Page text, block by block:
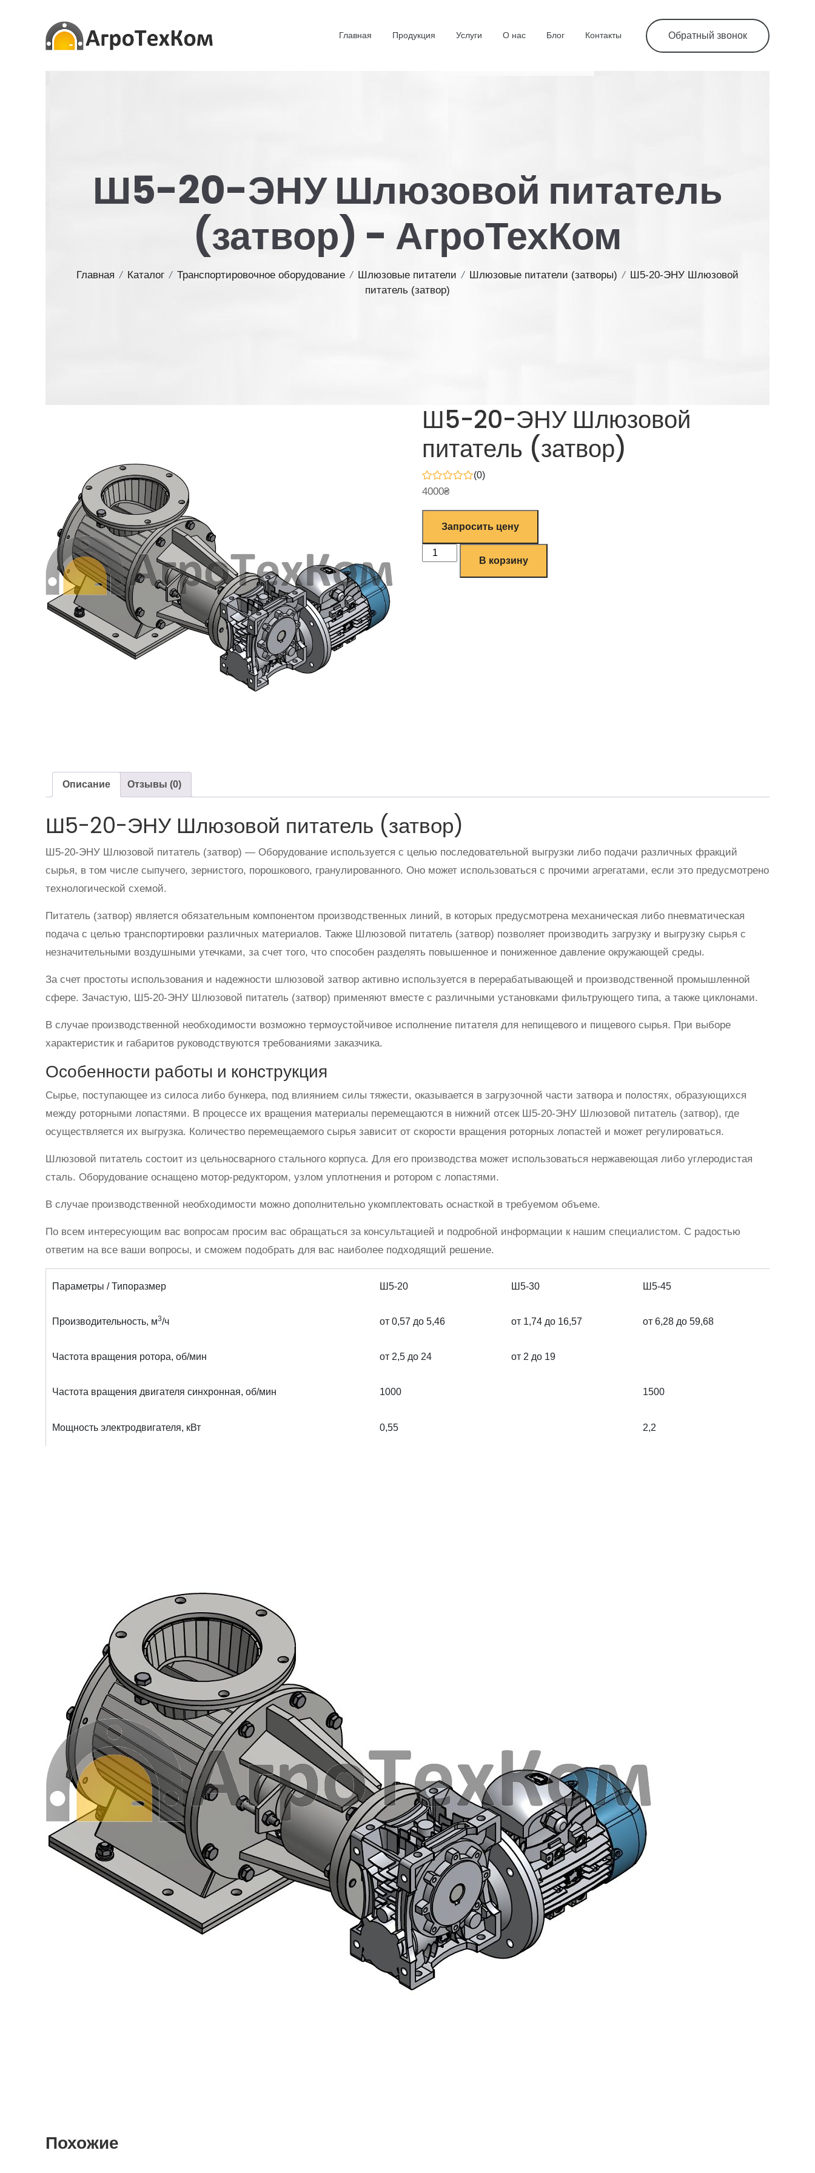
Обратный звонок
Главная Продукция Услуги О нас Блог Контакты
Ш5-20-ЭНУ Шлюзовой питатель
(затвор) - АгроТехКом
Главная / Каталог / Транспортировочное оборудование / Шлюзовые питатели / Шлюзовые питатели (затворы) / Ш5-20-ЭНУ Шлюзовой
питатель (затвор)
Ш5-20-ЭНУ Шлюзовой
питатель (затвор)
(0)
4000₴
Запросить цену
В корзину
Описание Отзывы (0)
Ш5-20-ЭНУ Шлюзовой питатель (затвор)
Ш5-20-ЭНУ Шлюзовой питатель (затвор) — Оборудование используется с целью последовательной выгрузки либо подачи различных фракций
сырья, в том числе сыпучего, зернистого, порошкового, гранулированного. Оно может использоваться с прочими агрегатами, если это предусмотрено
технологической схемой.
Питатель (затвор) является обязательным компонентом производственных линий, в которых предусмотрена механическая либо пневматическая
подача с целью транспортировки различных материалов. Также Шлюзовой питатель (затвор) позволяет производить загрузку и выгрузку сырья с
незначительными воздушными утечками, за счет того, что способен разделять повышенное и пониженное давление окружающей среды.
За счет простоты использования и надежности шлюзовой затвор активно используется в перерабатывающей и производственной промышленной
сфере. Зачастую, Ш5-20-ЭНУ Шлюзовой питатель (затвор) применяют вместе с различными установками фильтрующего типа, а также циклонами.
В случае производственной необходимости возможно термоустойчивое исполнение питателя для непищевого и пищевого сырья. При выборе
характеристик и габаритов руководствуются требованиями заказчика.
Особенности работы и конструкция
Сырье, поступающее из силоса либо бункера, под влиянием силы тяжести, оказывается в загрузочной части затвора и полостях, образующихся
между роторными лопастями. В процессе их вращения материалы перемещаются в нижний отсек Ш5-20-ЭНУ Шлюзовой питатель (затвор), где
осуществляется их выгрузка. Количество перемещаемого сырья зависит от скорости вращения роторных лопастей и может регулироваться.
Шлюзовой питатель состоит из цельносварного стального корпуса. Для его производства может использоваться нержавеющая либо углеродистая
сталь. Оборудование оснащено мотор-редуктором, узлом уплотнения и ротором с лопастями.
В случае производственной необходимости можно дополнительно укомплектовать оснасткой в требуемом объеме.
По всем интересующим вас вопросам просим вас обращаться за консультацией и подробной информации к нашим специалистом. С радостью
ответим на все ваши вопросы, и сможем подобрать для вас наиболее подходящий решение.
Параметры / Типоразмер Ш5-20 Ш5-30 Ш5-45
Производительность, м3/ч от 0,57 до 5,46 от 1,74 до 16,57 от 6,28 до 59,68
Частота вращения ротора, об/мин от 2,5 до 24 от 2 до 19
Частота вращения двигателя синхронная, об/мин 1000 1500
Мощность электродвигателя, кВт 0,55 2,2
Похожие